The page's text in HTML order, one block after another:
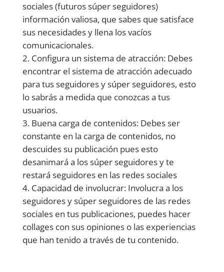
sociales (futuros súper seguidores)
información valiosa, que sabes que satisface
sus necesidades y llena los vacíos
comunicacionales.
Configura un sistema de atracción: Debes
encontrar el sistema de atracción adecuado
para tus seguidores y súper seguidores, esto
lo sabrás a medida que conozcas a tus
usuarios.
Buena carga de contenidos: Debes ser
constante en la carga de contenidos, no
descuides su publicación pues esto
desanimará a los súper seguidores y te
restará seguidores en las redes sociales
Capacidad de involucrar: Involucra a los
seguidores y súper seguidores de las redes
sociales en tus publicaciones, puedes hacer
collages con sus opiniones o las experiencias
que han tenido a través de tu contenido.